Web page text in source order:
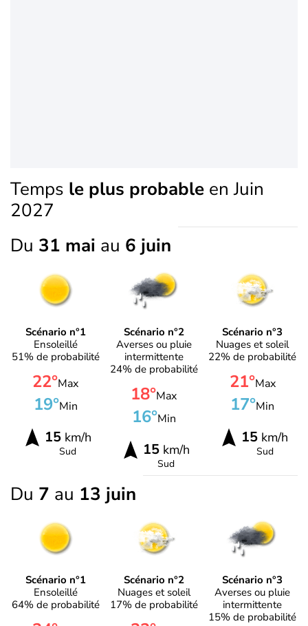
Temps le plus probable en Juin
2027
Du 31 mai au 6 juin
Scénario n°1
Ensoleillé
51% de probabilité
22°Max
19°Min
15km/h
Sud
Scénario n°2
Averses ou pluie
intermittente
24% de probabilité
18°Max
16°Min
15km/h
Sud
Scénario n°3
Nuages et soleil
22% de probabilité
21°Max
17°Min
15 km/h
Sud
Du 7 au 13 juin
Scénario n°1
Ensoleillé
64% de probabilité
Scénario n°2
Nuages et soleil
17% de probabilité
Scénario n°3
Averses ou pluie
intermittente
15% de probabilité